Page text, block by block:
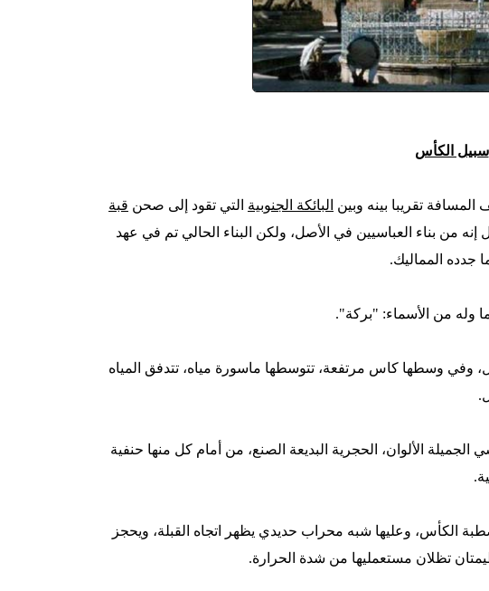
سبيل الكأس
تقريبا بينه وبين البائكة الجنوبية التي تقود إلى صحن قبة
من بناء العباسيين في الأصل، ولكن البناء الحالي تم في عهد
وله من الأسماء: "بركة".
وفي وسطها كاس مرتفعة، تتوسطها ماسورة مياه، تتدفق المياه
الألوان، الحجرية البديعة الصنع، من أمام كل منها حنفية
وعليها شبه محراب حديدي يظهر اتجاه القبلة، ويحجز
تظلان مستعمليها من شدة الحرارة.